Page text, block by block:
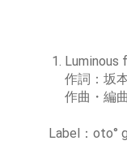
Luminous
作詞：坂
作曲・編
Label：oto°